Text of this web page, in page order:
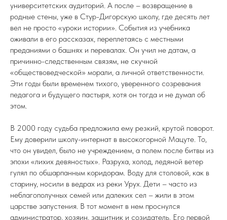
университетских аудиторий. А после – возвращение в
родные стены, уже в Стур-Дигорскую школу, где десять лет
вел не просто «уроки истории». События из учебника
оживали в его рассказах, переплетаясь с местными
преданиями о башнях и перевалах. Он учил не датам, а
причинно-следственным связям, не скучной
«обществоведческой» морали, а личной ответственности.
Эти годы были временем тихого, уверенного созревания
педагога и будущего пастыря, хотя он тогда и не думал об
этом.
В 2000 году судьба предложила ему резкий, крутой поворот.
Ему доверили школу-интернат в высокогорной Мацуте. То,
что он увидел, было не учреждением, а полем после битвы из
эпохи «лихих девяностых». Разруха, холод, ледяной ветер
гулял по обшарпанным коридорам. Воду для столовой, как в
старину, носили в ведрах из реки Урух. Дети – часто из
неблагополучных семей или далеких сел – жили в этом
царстве запустения. В тот момент в нем проснулся
администратор, хозяин, защитник и созидатель. Его первой